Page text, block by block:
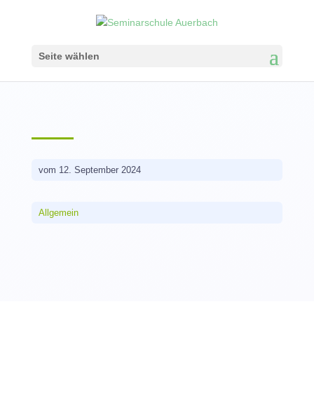
Seite wählen
vom 12. September 2024
Allgemein